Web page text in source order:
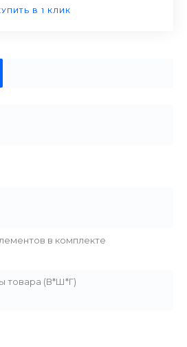
В 1 КЛИК
в комплекте
товара (В*Ш*Г)